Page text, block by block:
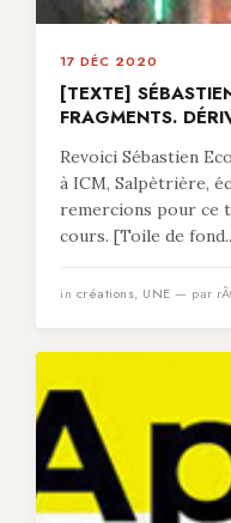
17 DÉC 2020
[TEXTE]
FRAGMENTS.
Revoici Sébastien
à ICM, Salpètrière,
remercions pour ce
cours. [Toile de
in créations, UNE — par